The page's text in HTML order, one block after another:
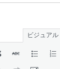
ビジュアル